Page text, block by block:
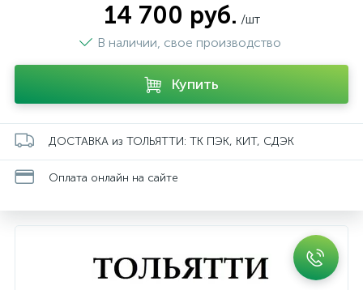
14 700 руб. /шт
В наличии, свое производство
Купить
ДОСТАВКА из ТОЛЬЯТТИ: ТК ПЭК, КИТ, СДЭК
Оплата онлайн на сайте